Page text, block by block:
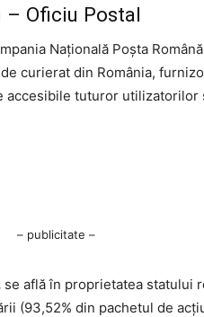
– Oficiu Postal
Națională Poșta
curierat din România,
tuturor utilizatorilor
– publicitate –
se află în proprietatea statului
(93,52% din pachetul de